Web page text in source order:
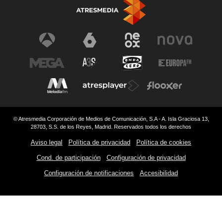
© Atresmedia Corporación de Medios de Comunicación, S.A - A. Isla Graciosa 13,
28703, S.S. de los Reyes, Madrid. Reservados todos los derechos
Aviso legal Política de privacidad Política de cookies
Cond. de participación Configuración de privacidad
Configuración de notificaciones Accesibilidad